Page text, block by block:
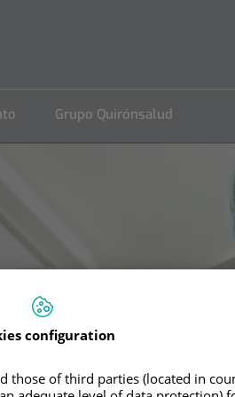
Grupo Quirónsalud
configuration
those of third parties (located in